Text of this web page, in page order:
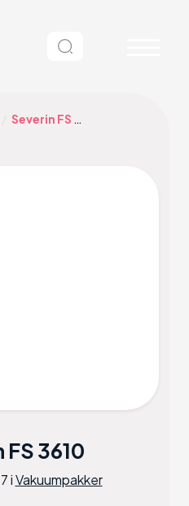
Severin FS 3610
3610
iVakuumpakker